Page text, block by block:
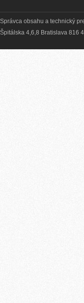
Správca obsahu a technický
Špitálska 4,6,8 Bratislava 816